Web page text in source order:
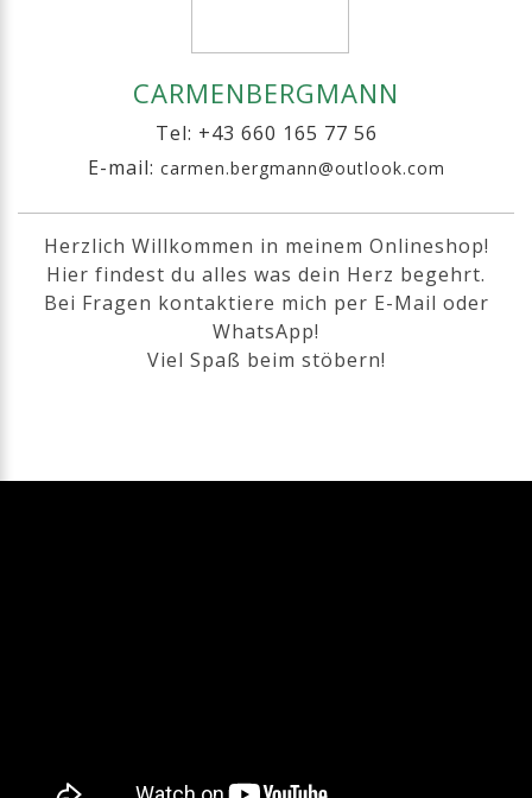
CARMENBERGMANN
Tel: +43 660 165 77 56
E-mail: carmen.bergmann@outlook.com
Herzlich Willkommen in meinem Onlineshop!
Hier findest du alles was dein Herz begehrt.
Bei Fragen kontaktiere mich per E-Mail oder
WhatsApp!
Viel Spaß beim stöbern!